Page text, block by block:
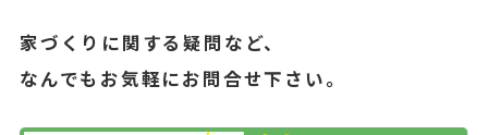
家づくりに関する疑問など、
なんでもお気軽にお問合せ下さい。